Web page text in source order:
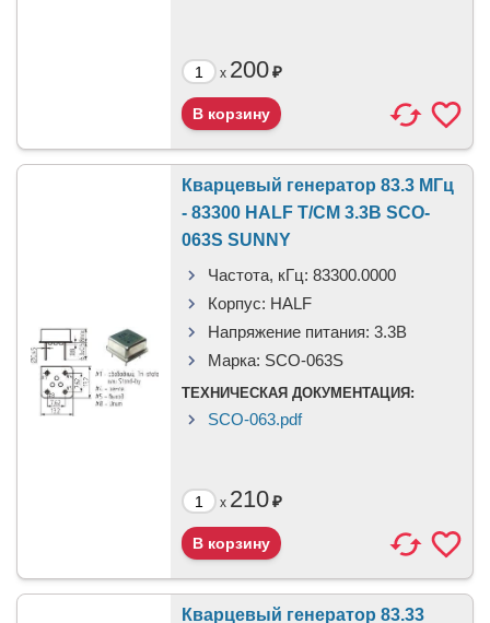
x 200₽
Кварцевый генератор 83.3 МГц
- 83300 HALF T/CM 3.3В SCO-
063S SUNNY
Частота, кГц: 83300.0000
Корпус: HALF
Напряжение питания: 3.3В
Марка: SCO-063S
ТЕХНИЧЕСКАЯ ДОКУМЕНТАЦИЯ:
SCO-063.pdf
x 210₽
Кварцевый генератор 83.33